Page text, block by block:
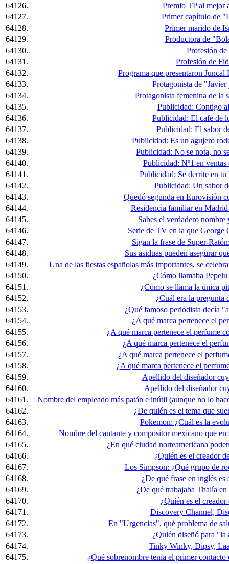
64126.
Premio TP al mejor
64127.
Primer capítulo de
64128.
Primer marido de
64129.
Productora de
64130.
Profesión
64131.
Profesión de
64132.
Programa que presentaron
64133.
Protagonista de
64134.
Protagonista femenina de la
64135.
Publicidad: Contigo
64136.
Publicidad: El café de
64137.
Publicidad: El sabor
64138.
Publicidad: Es un agujero
64139.
Publicidad: No se nota, no
64140.
Publicidad: Nº1 en
64141.
Publicidad: Se derrite en
64142.
Publicidad: Un sabor
64143.
Quedó segunda en Eurovisión
64144.
Residencia familiar en
64145.
Sabes el verdadero
64146.
Serie de TV en la que George
64147.
Sigan la frase de Super-
64148.
Sus asiduas pueden asegurar
64149.
Una de las fiestas españolas más importantes, se
64150.
¿Cómo llamaba
64151.
¿Cómo se llama la única
64152.
¿Cuál era la pregunta
64153.
¿Qué famoso periodista decía
64154.
¿A qué marca pertenece el
64155.
¿A qué marca pertenece el perfume
64156.
¿A qué marca pertenece el
64157.
¿A qué marca pertenece el
64158.
¿A qué marca pertenece el
64159.
Apellido del diseñador
64160.
Apellido del diseñador
64161.
Nombre del empleado más patán e inútil (aunque no lo
64162.
¿De quién es el tema que
64163.
Pokemon: ¿Cuál es la
64164.
Nombre del cantante y compositor mexicano que
64165.
¿En qué ciudad norteamericana
64166.
¿Quién es el creador
64167.
Los Simpson: ¿Qué grupo de
64168.
¿De qué frase en inglés
64169.
¿De qué trabajaba Thalía
64170.
¿Quién es el
64171.
Discovery Channel,
64172.
En "Urgencias", qué problema de
64173.
¿Quién diseñó para
64174.
Tinky Winky, Dipsy,
64175.
¿Qué sobrenombre tenía el primer